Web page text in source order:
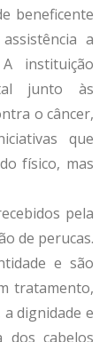
beneficente
a
instituição
junto às
o câncer,
que
físico, mas
pela
de perucas.
e são
tratamento,
dignidade e
dos cabelos